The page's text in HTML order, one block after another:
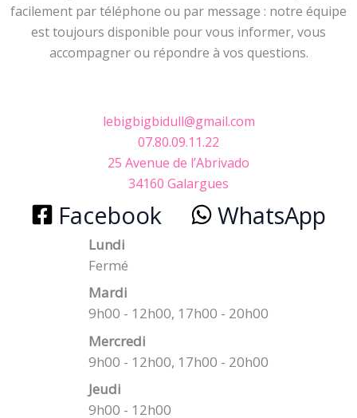
facilement par téléphone ou par message : notre équipe
est toujours disponible pour vous informer, vous
accompagner ou répondre à vos questions.
lebigbigbidull@gmail.com
07.80.09.11.22
25 Avenue de l’Abrivado
34160 Galargues
Facebook WhatsApp
Lundi
Fermé
Mardi
9h00 - 12h00, 17h00 - 20h00
Mercredi
9h00 - 12h00, 17h00 - 20h00
Jeudi
9h00 - 12h00